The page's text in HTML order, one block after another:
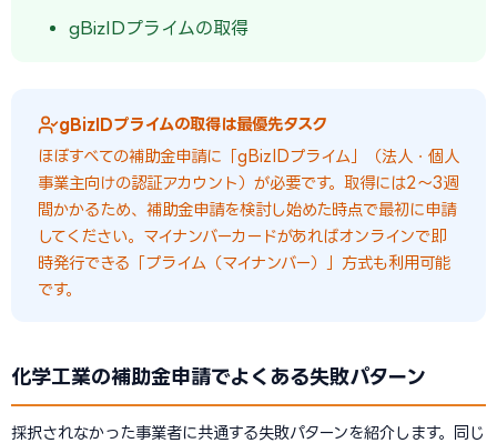
gBizIDプライムの取得
gBizIDプライムの取得は最優先タスク
ほぼすべての補助金申請に「gBizIDプライム」（法人・個人
事業主向けの認証アカウント）が必要です。取得には2〜3週
間かかるため、補助金申請を検討し始めた時点で最初に申請
してください。マイナンバーカードがあればオンラインで即
時発行できる「プライム（マイナンバー）」方式も利用可能
です。
化学工業の補助金申請でよくある失敗パターン
採択されなかった事業者に共通する失敗パターンを紹介します。同じ